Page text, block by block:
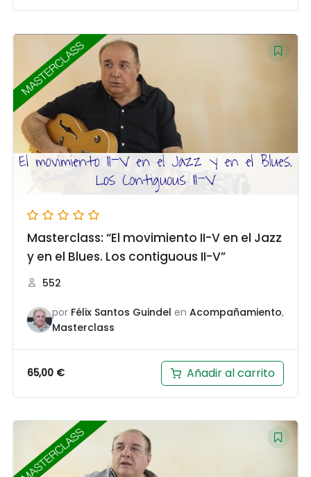
Masterclass: “El movimiento II-V en el Jazz
y en el Blues. Los contiguous II-V”
552
por Félix Santos Guindel en Acompañamiento,
Masterclass
65,00 € Añadir al carrito